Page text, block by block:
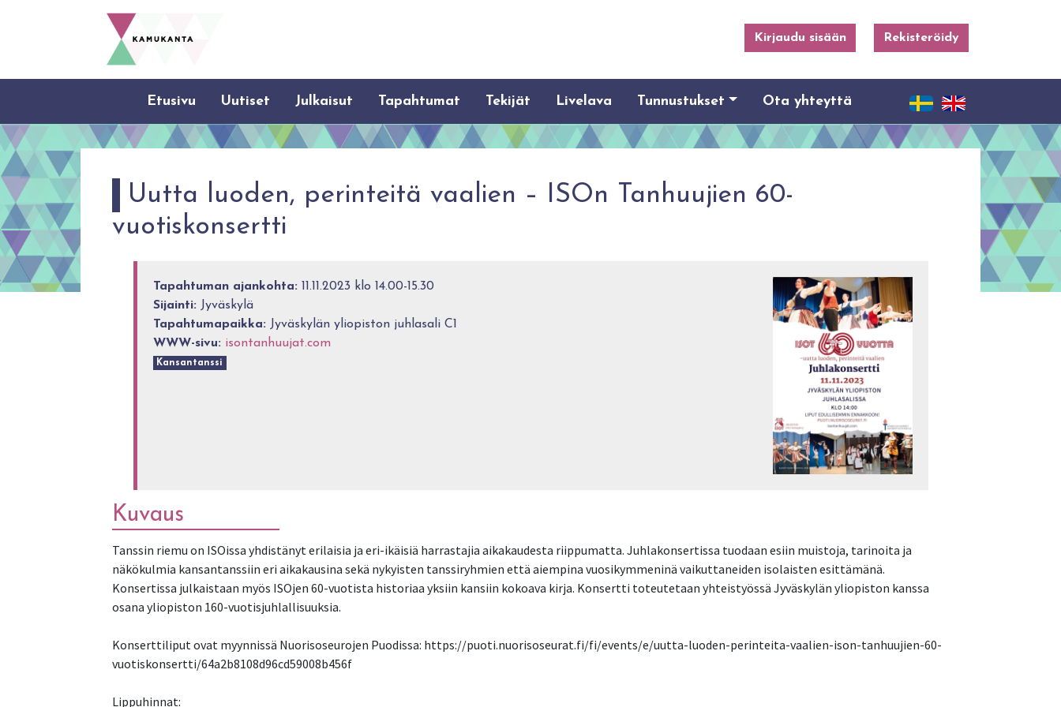
Kirjaudu sisään Rekisteröidy
Etusivu Uutiset Julkaisut Tapahtumat Tekijät Livelava Tunnustukset Ota yhteyttä
Uutta luoden, perinteitä vaalien – ISOn Tanhuujien 60-
vuotiskonsertti
Tapahtuman ajankohta: 11.11.2023 klo 14.00-15.30
Sijainti: Jyväskylä
Tapahtumapaikka: Jyväskylän yliopiston juhlasali C1
WWW-sivu: isontanhuujat.com
Kansantanssi
Kuvaus
Tanssin riemu on ISOissa yhdistänyt erilaisia ja eri-ikäisiä harrastajia aikakaudesta riippumatta. Juhlakonsertissa tuodaan esiin muistoja, tarinoita ja
näkökulmia kansantanssiin eri aikakausina sekä nykyisten tanssiryhmien että aiempina vuosikymmeninä vaikuttaneiden isolaisten esittämänä.
Konsertissa julkaistaan myös ISOjen 60-vuotista historiaa yksiin kansiin kokoava kirja. Konsertti toteutetaan yhteistyössä Jyväskylän yliopiston kanssa
osana yliopiston 160-vuotisjuhlallisuuksia.
Konserttiliput ovat myynnissä Nuorisoseurojen Puodissa: https://puoti.nuorisoseurat.fi/fi/events/e/uutta-luoden-perinteita-vaalien-ison-tanhuujien-60-
vuotiskonsertti/64a2b8108d96cd59008b456f
Lippuhinnat: